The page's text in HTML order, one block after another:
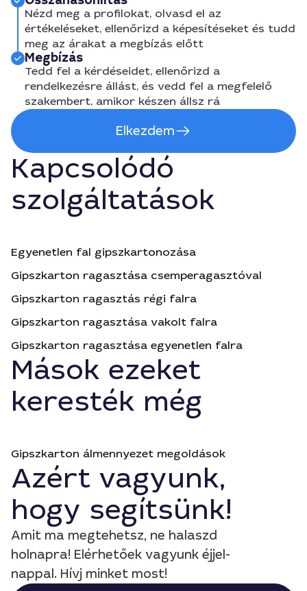
Nézd meg a profilokat, olvasd el az
értékeléseket, ellenőrizd a képesítéseket és tudd
meg az árakat a megbízás előtt
Megbízás
Tedd fel a kérdéseidet, ellenőrizd a
rendelkezésre állást, és vedd fel a megfelelő
szakembert, amikor készen állsz rá
Elkezdem
Kapcsolódó
szolgáltatások
Egyenetlen fal gipszkartonozása
Gipszkarton ragasztása csemperagasztóval
Gipszkarton ragasztás régi falra
Gipszkarton ragasztása vakolt falra
Gipszkarton ragasztása egyenetlen falra
Mások ezeket
keresték még
Gipszkarton álmennyezet megoldások
Azért vagyunk,
hogy segítsünk!
Amit ma megtehetsz, ne halaszd
holnapra! Elérhetőek vagyunk éjjel-
nappal. Hívj minket most!